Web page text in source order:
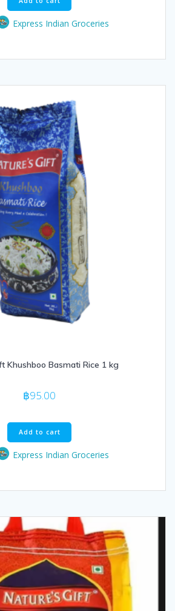
Express Indian Groceries
Khushboo Basmati Rice 1 kg
฿95.00
Add to cart
Express Indian Groceries